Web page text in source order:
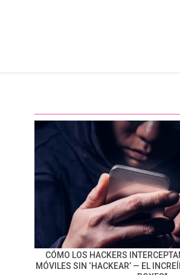
CÓMO LOS HACKERS
MÓVILES SIN ‘HACKEAR’ — EL